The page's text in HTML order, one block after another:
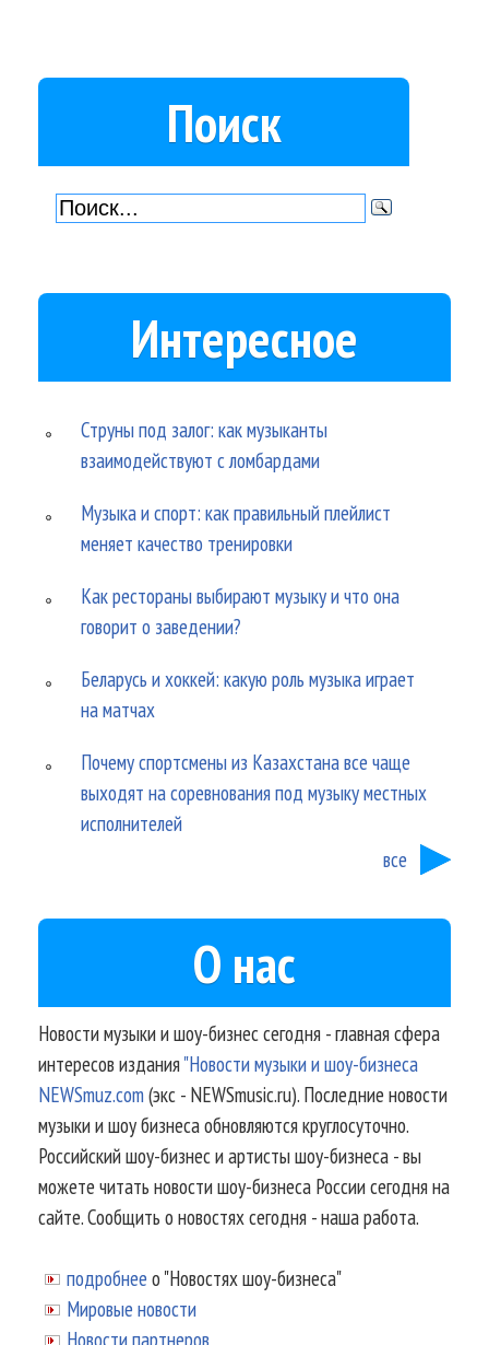
Поиск
Интересное
Струны под залог: как музыканты
взаимодействуют с ломбардами
Музыка и спорт: как правильный плейлист
меняет качество тренировки
Как рестораны выбирают музыку и что она
говорит о заведении?
Беларусь и хоккей: какую роль музыка играет
на матчах
Почему спортсмены из Казахстана все чаще
выходят на соревнования под музыку местных
исполнителей
все
О нас
Новости музыки и шоу-бизнес сегодня - главная сфера
интересов издания"Новости музыки и шоу-бизнеса
NEWSmuz.com(экс - NEWSmusic.ru). Последние новости
музыки и шоу бизнеса обновляются круглосуточно.
Российский шоу-бизнес и артисты шоу-бизнеса - вы
можете читать новости шоу-бизнеса России сегодня на
сайте. Сообщить о новостях сегодня - наша работа.
подробнее о "Новостях шоу-бизнеса"
Мировые новости
Новости партнеров